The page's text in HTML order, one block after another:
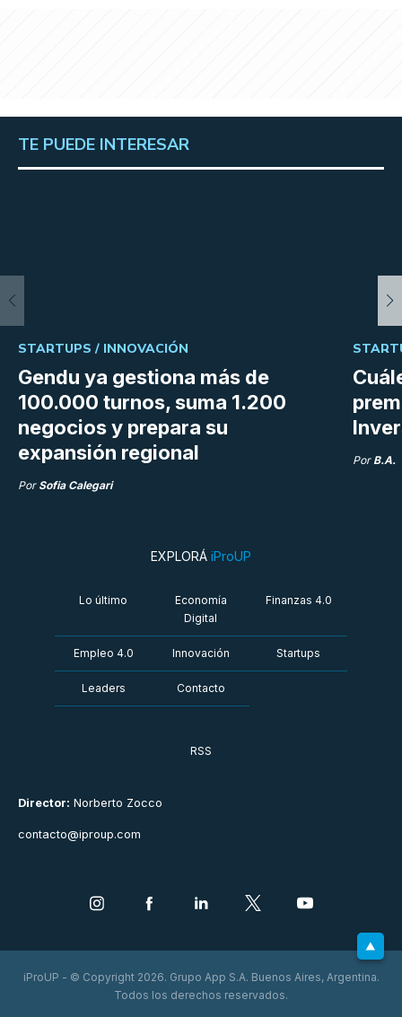
TE PUEDE INTERESAR
Gendu ya gestiona más de
100.000 turnos, suma 1.200
negocios y prepara su
expansión regional
STARTUPS / INNOVACIÓN
Por Sofia Calegari
Por B.A.
Director: Norberto Zocco
contacto@iproup.com
EXPLORÁ iProUP
Lo último
Economía
Digital
Finanzas 4.0
Empleo 4.0 Innovación Startups
Leaders Contacto
RSS
iProUP - © Copyright 2026. Grupo App S.A. Buenos Aires, Argentina.
Todos los derechos reservados.